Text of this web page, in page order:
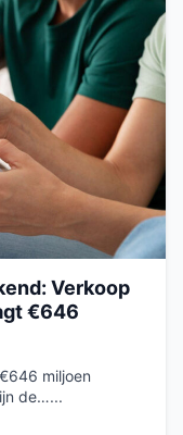
Verkoop
€646
miljoen
de…...